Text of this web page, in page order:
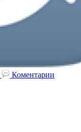
Коментарии